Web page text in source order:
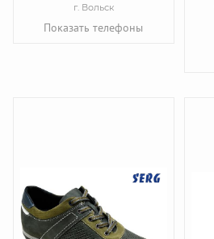
г. Вольск
Показать телефоны